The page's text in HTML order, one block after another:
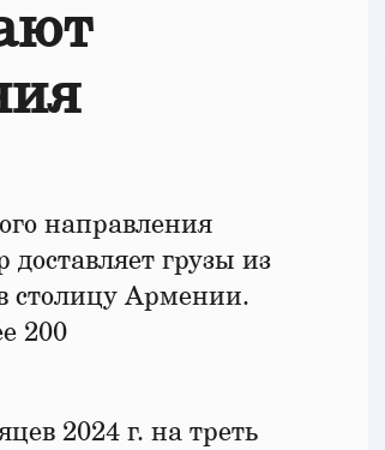
направления
доставляет грузы из
столицу Армении.
200
2024 г. на треть